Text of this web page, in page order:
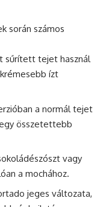
során számos
sűrített tejet használ
ízt
a normál tejet
összetettebb
vagy
a mochához.
jeges változata,